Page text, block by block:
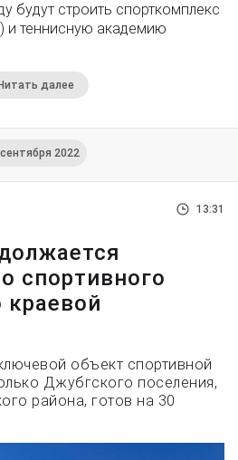
будут строить спорткомплекс
и теннисную академию
далее
2022
13:31
спортивного
краевой
объект спортивной
Джубгского поселения,
района, готов на 30